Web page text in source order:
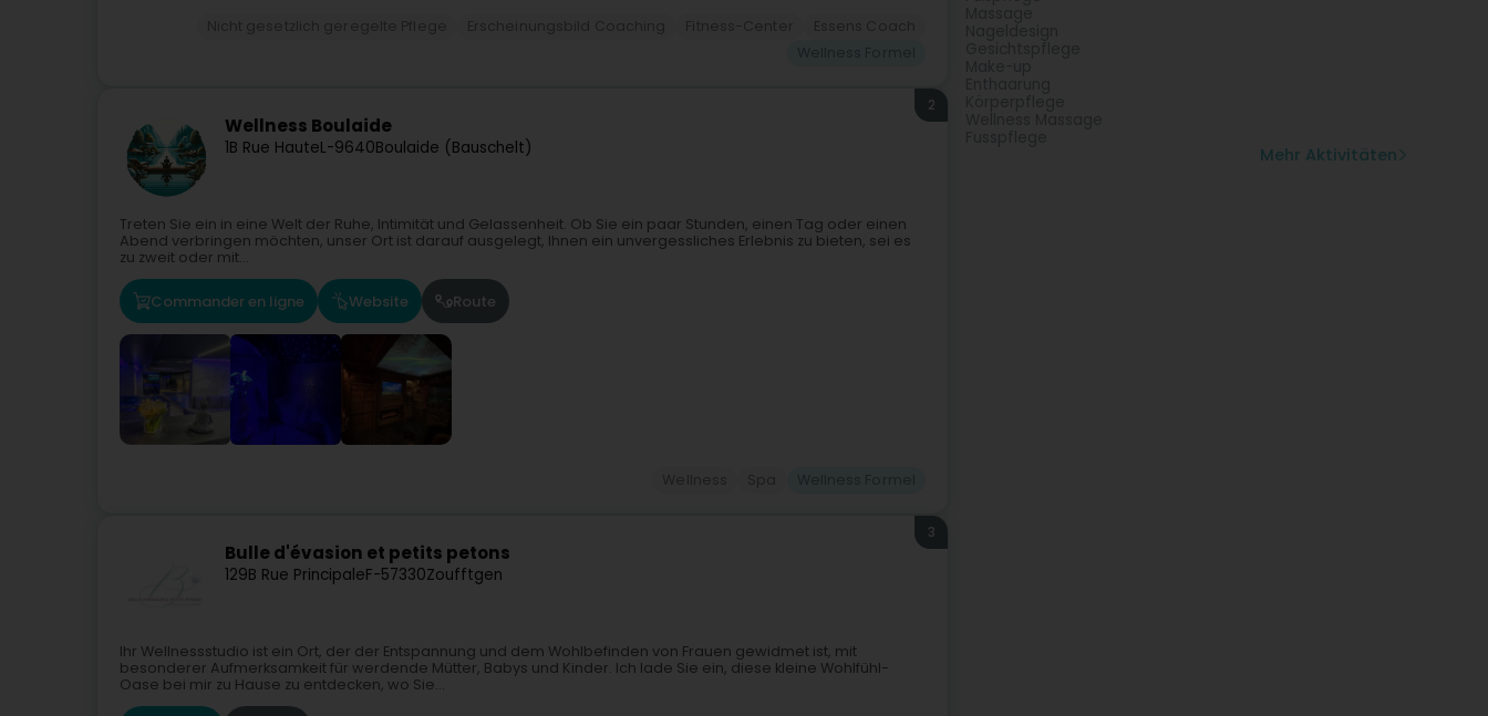
Wellness Boulaide
1B Rue HauteL-9640Boulaide (Bauschelt)
2
Treten Sie ein in eine Welt der Ruhe, Intimität und Gelassenheit. Ob Sie ein paar Stunden, einen Tag oder einen
Abend verbringen möchten, unser Ort ist darauf ausgelegt, Ihnen ein unvergessliches Erlebnis zu bieten, sei es
zu zweit oder mit...
Commander en ligne Website Route
Bulle d'évasion et petits petons
129B Rue PrincipaleF-57330Zoufftgen
3
Ihr Wellnessstudio ist ein Ort, der der Entspannung und dem Wohlbefinden von Frauen gewidmet ist, mit
besonderer Aufmerksamkeit für werdende Mütter, Babys und Kinder. Ich lade Sie ein, diese kleine Wohlfühl-
Oase bei mir zu Hause zu entdecken, wo Sie...
Mehr Aktivitäten